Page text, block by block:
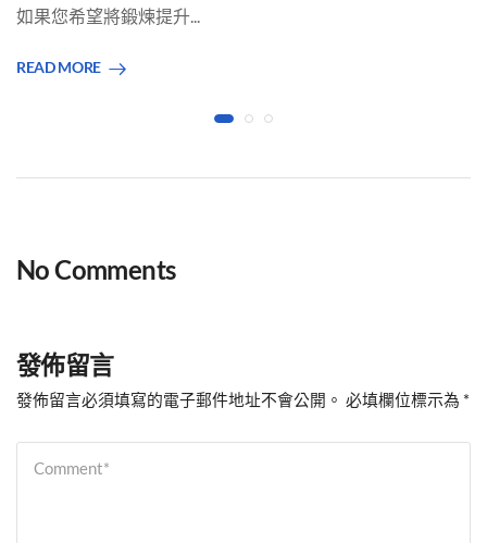
如果您希望將鍛煉提升...
READ MORE
No Comments
發佈留言
發佈留言必須填寫的電子郵件地址不會公開。 必填欄位標示為 *